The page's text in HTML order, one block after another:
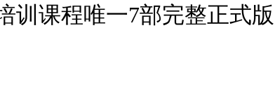
训课程唯一7部完整正式